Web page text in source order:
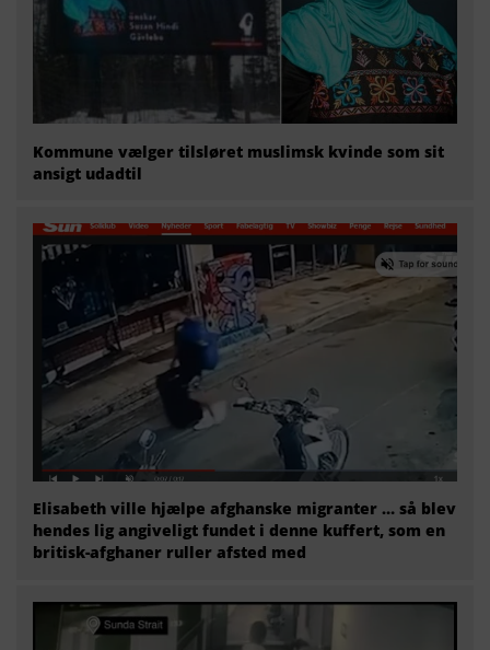
Kommune vælger tilsløret muslimsk kvinde som sit
ansigt udadtil
Elisabeth ville hjælpe afghanske migranter … så blev
hendes lig angiveligt fundet i denne kuffert, som en
britisk-afghaner ruller afsted med